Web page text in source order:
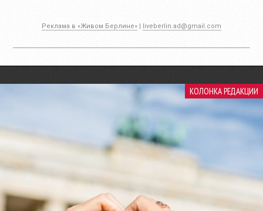
Реклама в «Живом Берлине» liveberlin.ad@gmail.com
КОЛОНКА РЕДАКЦИИ